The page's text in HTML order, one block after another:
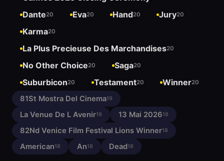
Dante20 Eva20 Hand20 Jury20
Karma20
La Plus Precieuse Des Marchandises20
No Other Choice20 Saga20
Suburbicon20 Testament20 Winner20
81St Mostra Del Cinema19
La Venue De L Avenir19 13 Mai 202618
82Nd Venice Film Festival Lions Winner18
American18 An18 Dead18